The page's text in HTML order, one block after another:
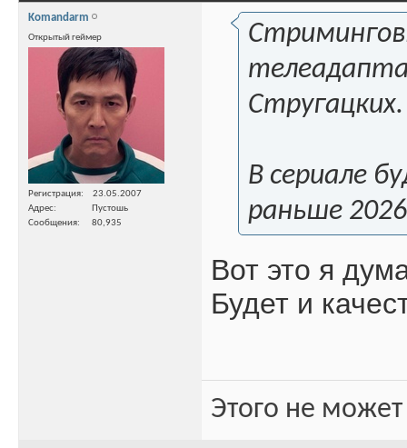
Komandarm
Открытый геймер
Регистрация
23.05.2007
Адрес
Пустошь
Сообщения
80,935
Стругацких.
В сериале
раньше
Вот это я
Будет и
Этого не